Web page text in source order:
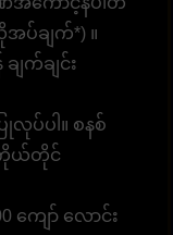
ပ်ချက်*) ။
ျက်ချင်း
ြုလုပ်ပါ။ စနစ်
ကိုယ်တိုင်
ကျော် လောင်း